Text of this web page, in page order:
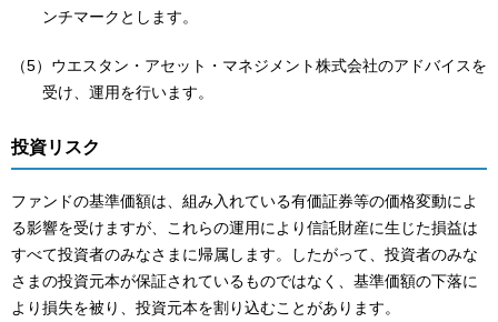
ンチマークとします。
（5）ウエスタン・アセット・マネジメント株式会社のアドバイスを
受け、運用を行います。
投資リスク
ファンドの基準価額は、組み入れている有価証券等の価格変動によ
る影響を受けますが、これらの運用により信託財産に生じた損益は
すべて投資者のみなさまに帰属します。したがって、投資者のみな
さまの投資元本が保証されているものではなく、基準価額の下落に
より損失を被り、投資元本を割り込むことがあります。